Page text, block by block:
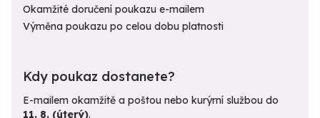
Okamžité doručení poukazu e-mailem
Výměna poukazu po celou dobu platnosti
Kdy poukaz dostanete?
E-mailem okamžitě a poštou nebo kurýrní službou do
11. 8. (úterý).